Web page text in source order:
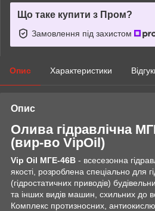
Що таке купити з Пром?
Замовлення під захистом
Опис Характеристики
Опис
Олива гідравлічна
(вир-во VipOil)
Vip Oil МГЕ-46В - всесезонна
якості, розроблена спеціально для
(гідростатичних приводів)
та інших видів машин, схильних до
Комплекс протизносних,